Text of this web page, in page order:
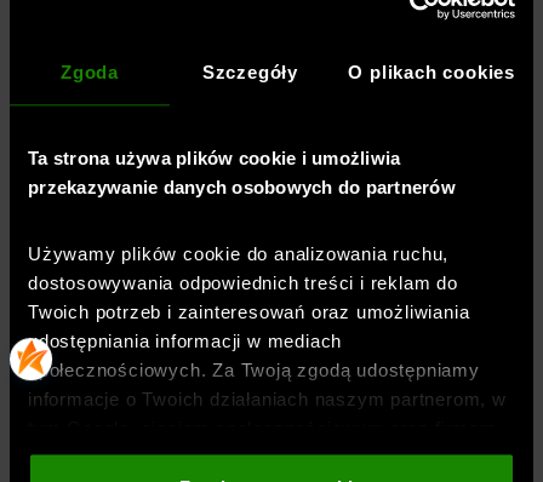
Zgoda Szczegóły O plikach cookies
Ta strona używa plików cookie i umożliwia
przekazywanie danych osobowych do partnerów
Używamy plików cookie do analizowania ruchu,
dostosowywania odpowiednich treści i reklam do
Twoich potrzeb i zainteresowań oraz umożliwiania
udostępniania informacji w mediach
społecznościowych. Za Twoją zgodą udostępniamy
informacje o Twoich działaniach naszym partnerom, w
zajmującym się reklamą i analityką internetową. Nasi
zewnętrzny zapiętek
gumowa podeszwa Michelin® z unikalnymi
stopień przyczepności do podłoża
zmniejsza siłę uderzenia, zwraca energię i
pomaga w poruszaniu się